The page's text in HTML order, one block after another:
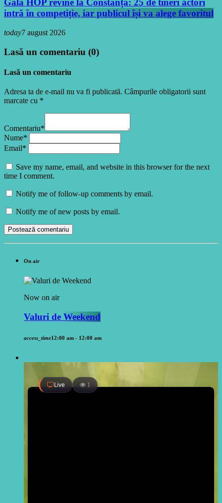
Gala HOP revine la Constanța: 25 de tineri actori
intră în competiție, iar publicul își va alege favoritul
today7 august 2026
Lasă un comentariu (0)
Lasă un comentariu
Adresa ta de e-mail nu va fi publicată. Câmpurile obligatorii sunt
marcate cu *
Comentariu*
Nume*
Email*
Save my name, email, and website in this browser for the next
time I comment.
Notify me of follow-up comments by email.
Notify me of new posts by email.
On air
Now on air
Valuri de Weekend
access_time12:00 am - 12:00 am